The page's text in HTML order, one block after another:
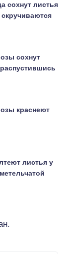
сохнут листья
сохнут
краснеют
листья у